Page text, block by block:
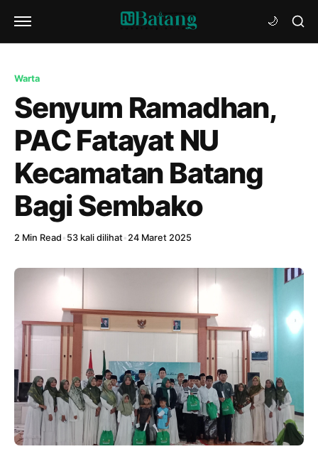
Warta
Senyum Ramadhan,
PAC Fatayat NU
Kecamatan Batang
Bagi Sembako
2 Min Read • 53 kali dilihat•24 Maret 2025